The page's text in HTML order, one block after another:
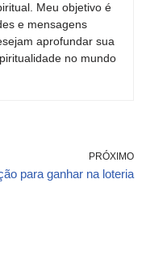
Meu objetivo é
e mensagens
aprofundar sua
no mundo
PRÓXIMO
para ganhar na loteria